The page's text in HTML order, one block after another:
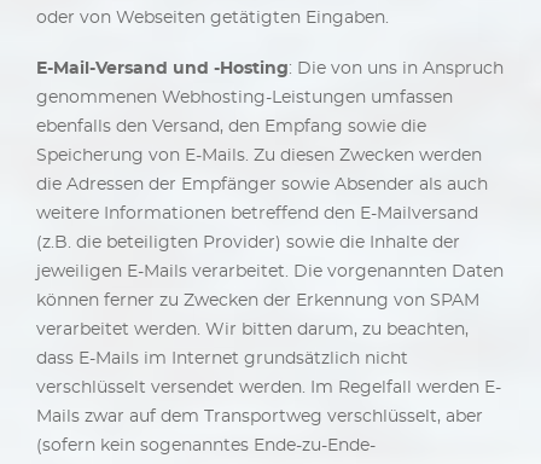
oder von Webseiten getätigten Eingaben.
E-Mail-Versand und -Hosting: Die von uns in Anspruch
genommenen Webhosting-Leistungen umfassen
ebenfalls den Versand, den Empfang sowie die
Speicherung von E-Mails. Zu diesen Zwecken werden
die Adressen der Empfänger sowie Absender als auch
weitere Informationen betreffend den E-Mailversand
(z.B. die beteiligten Provider) sowie die Inhalte der
jeweiligen E-Mails verarbeitet. Die vorgenannten Daten
können ferner zu Zwecken der Erkennung von SPAM
verarbeitet werden. Wir bitten darum, zu beachten,
dass E-Mails im Internet grundsätzlich nicht
verschlüsselt versendet werden. Im Regelfall werden E-
Mails zwar auf dem Transportweg verschlüsselt, aber
(sofern kein sogenanntes Ende-zu-Ende-